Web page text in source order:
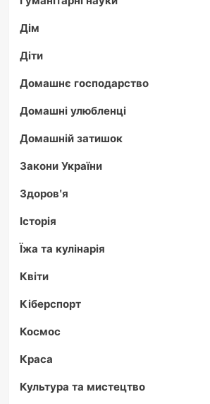
Дім
Діти
Домашнє господарство
Домашні улюбленці
Домашній затишок
Закони України
Здоров'я
Історія
Їжа та кулінарія
Квіти
Кіберспорт
Космос
Краса
Культура та мистецтво